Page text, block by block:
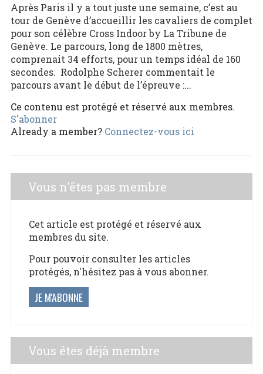
Après Paris il y a tout juste une semaine, c’est au
tour de Genève d’accueillir les cavaliers de complet
pour son célèbre Cross Indoor by La Tribune de
Genève. Le parcours, long de 1800 mètres,
comprenait 34 efforts, pour un temps idéal de 160
secondes. Rodolphe Scherer commentait le
parcours avant le début de l’épreuve :...
Ce contenu est protégé et réservé aux membres.
S'abonner
Already a member? Connectez-vous ici
Vous n'êtes pas membre
Cet article est protégé et réservé aux
membres du site.
Pour pouvoir consulter les articles
protégés, n'hésitez pas à vous abonner.
JE M'ABONNE
Vous êtes déjà membre